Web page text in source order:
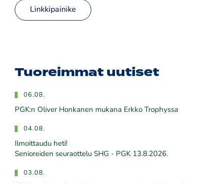
Linkkipainike
Tuoreimmat uutiset
06.08.
PGK:n Oliver Honkanen mukana Erkko Trophyssa
04.08.
Ilmoittaudu heti!
​​​​​​​Senioreiden seuraottelu SHG - PGK 13.8.2026.
03.08.